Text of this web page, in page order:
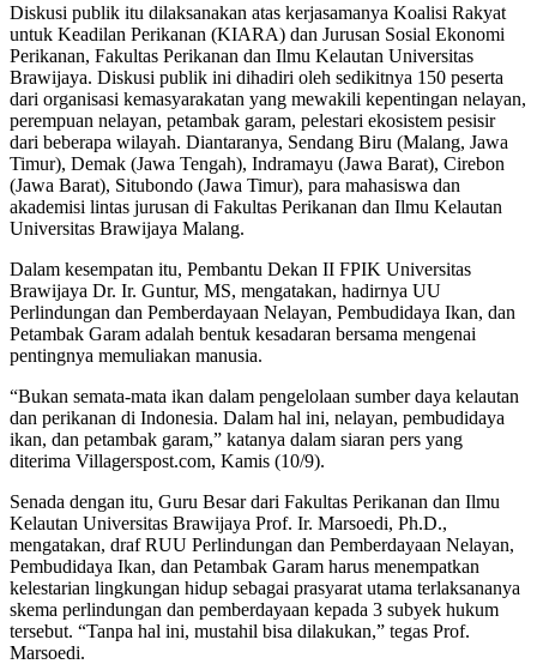
Diskusi publik itu dilaksanakan atas kerjasamanya Koalisi Rakyat
untuk Keadilan Perikanan (KIARA) dan Jurusan Sosial Ekonomi
Perikanan, Fakultas Perikanan dan Ilmu Kelautan Universitas
Brawijaya. Diskusi publik ini dihadiri oleh sedikitnya 150 peserta
dari organisasi kemasyarakatan yang mewakili kepentingan nelayan,
perempuan nelayan, petambak garam, pelestari ekosistem pesisir
dari beberapa wilayah. Diantaranya, Sendang Biru (Malang, Jawa
Timur), Demak (Jawa Tengah), Indramayu (Jawa Barat), Cirebon
(Jawa Barat), Situbondo (Jawa Timur), para mahasiswa dan
akademisi lintas jurusan di Fakultas Perikanan dan Ilmu Kelautan
Universitas Brawijaya Malang.
Dalam kesempatan itu, Pembantu Dekan II FPIK Universitas
Brawijaya Dr. Ir. Guntur, MS, mengatakan, hadirnya UU
Perlindungan dan Pemberdayaan Nelayan, Pembudidaya Ikan, dan
Petambak Garam adalah bentuk kesadaran bersama mengenai
pentingnya memuliakan manusia.
“Bukan semata-mata ikan dalam pengelolaan sumber daya kelautan
dan perikanan di Indonesia. Dalam hal ini, nelayan, pembudidaya
ikan, dan petambak garam,” katanya dalam siaran pers yang
diterima Villagerspost.com, Kamis (10/9).
Senada dengan itu, Guru Besar dari Fakultas Perikanan dan Ilmu
Kelautan Universitas Brawijaya Prof. Ir. Marsoedi, Ph.D.,
mengatakan, draf RUU Perlindungan dan Pemberdayaan Nelayan,
Pembudidaya Ikan, dan Petambak Garam harus menempatkan
kelestarian lingkungan hidup sebagai prasyarat utama terlaksananya
skema perlindungan dan pemberdayaan kepada 3 subyek hukum
tersebut. “Tanpa hal ini, mustahil bisa dilakukan,” tegas Prof.
Marsoedi.